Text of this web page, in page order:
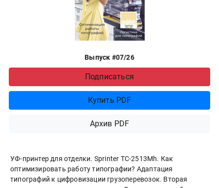
Выпуск #07/26
Подписаться
Купить PDF
Архив PDF
УФ-принтер для отделки. Sprinter ТС-2513Mh. Как
оптимизировать работу типографии? Адаптация
типографий к цифровизации грузоперевозок. Вторая